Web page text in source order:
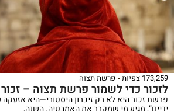
173,259 צפיות פרשת תצוה
לזכור כדי לשמור פרשת תצוה – זכור
פרשת זכור היא לא רק זיכרון היסטורי—היא